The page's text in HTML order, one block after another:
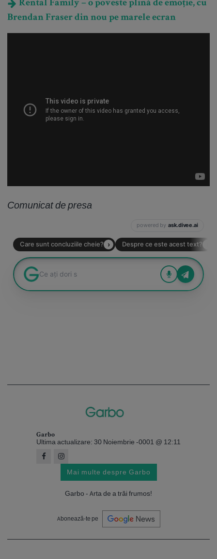
Rental Family – o poveste plină de emoție, cu
Brendan Fraser din nou pe marele ecran
Comunicat de presa
Garbo
Ultima actualizare: 30 Noiembrie -0001 @ 12:11
Mai multe despre Garbo
Garbo - Arta de a trăi frumos!
Abonează-te pe